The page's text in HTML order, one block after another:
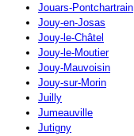
Jouars-Pontchartrain
Jouy-en-Josas
Jouy-le-Châtel
Jouy-le-Moutier
Jouy-Mauvoisin
Jouy-sur-Morin
Juilly
Jumeauville
Jutigny